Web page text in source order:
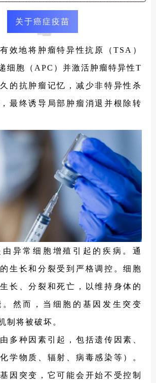
关于癌症疫苗
效地将肿瘤特异性抗原（TSA）
细胞（APC）并激活肿瘤特异性T
的抗肿瘤记忆，减少非特异性杀
最终诱导局部肿瘤消退并根除转
异常细胞增殖引起的疾病。通
生长和分裂受到严格调控。细胞
长、分裂和死亡，以维持身体的
。然而，当细胞的基因发生突变
制将被破坏。
多种因素引起，包括遗传因素、
学物质、辐射、病毒感染等）。
因突变，它可能会开始不受控制